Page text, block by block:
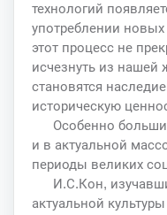
технологий
употреблении
этот процесс не
исчезнуть из нашей
становятся
историческую
Особенно
и в актуальной
периоды великих
И.С.Кон,
актуальной